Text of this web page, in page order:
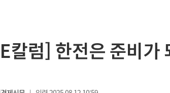
칼럼] 한전은 준비가